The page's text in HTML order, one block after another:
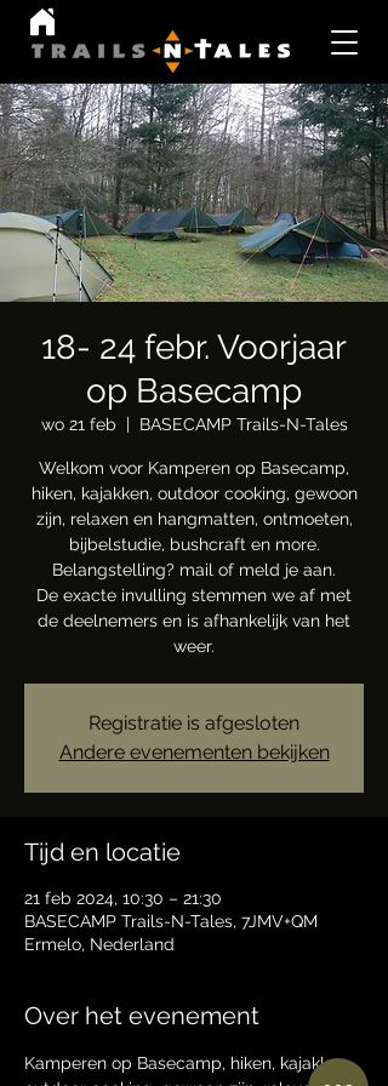
18- 24 febr. Voorjaar
op Basecamp
wo 21 feb
  |
BASECAMP Trails-N-Tales
Welkom voor Kamperen op Basecamp,
hiken, kajakken, outdoor cooking, gewoon
zijn, relaxen en hangmatten, ontmoeten,
bijbelstudie, bushcraft en more.
Belangstelling? mail of meld je aan.
De exacte invulling stemmen we af met
de deelnemers en is afhankelijk van het
weer.
Registratie is afgesloten
Andere evenementen bekijken
Tijd en locatie
21 feb 2024, 10:30 – 21:30
BASECAMP Trails-N-Tales, 7JMV+QM
Ermelo, Nederland
Over het evenement
Kamperen op Basecamp, hiken, kajakken,